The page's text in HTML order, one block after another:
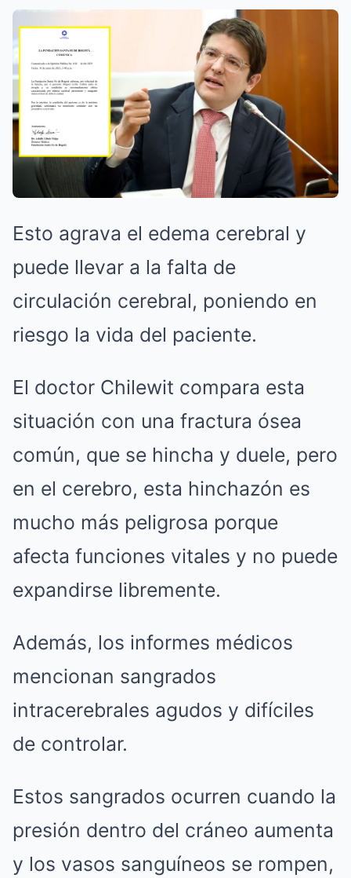
Esto agrava el edema cerebral y
puede llevar a la falta de
circulación cerebral, poniendo en
riesgo la vida del paciente.
El doctor Chilewit compara esta
situación con una fractura ósea
común, que se hincha y duele, pero
en el cerebro, esta hinchazón es
mucho más peligrosa porque
afecta funciones vitales y no puede
expandirse libremente.
Además, los informes médicos
mencionan sangrados
intracerebrales agudos y difíciles
de controlar.
Estos sangrados ocurren cuando la
presión dentro del cráneo aumenta
y los vasos sanguíneos se rompen,